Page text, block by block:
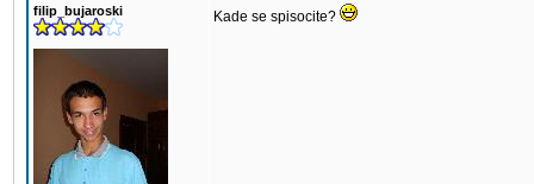
filip_bujaroski Kade se spisocite?